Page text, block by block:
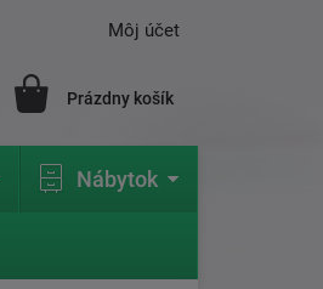
Môj účet
Prázdny košík
Nábytok